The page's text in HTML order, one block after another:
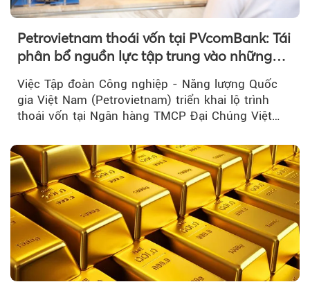
Petrovietnam thoái vốn tại PVcomBank: Tái
phân bổ nguồn lực tập trung vào những
Việc Tập đoàn Công nghiệp - Năng lượng Quốc
gia Việt Nam (Petrovietnam) triển khai lộ trình
thoái vốn tại Ngân hàng TMCP Đại Chúng Việt